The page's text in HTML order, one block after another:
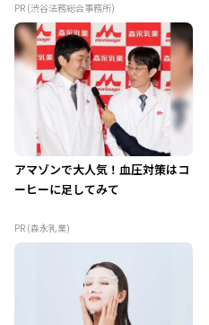
PR (渋谷法務総合事務所)
アマゾンで大人気！血圧対策はコ
ーヒーに足してみて
PR (森永乳業)